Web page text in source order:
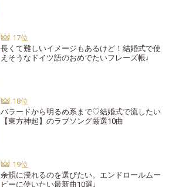
長くて難しいイメージもあるけど！結婚式で使
えそうなドイツ語のおめでたいフレーズ帳♩
バラードから明るめ系まで♡結婚式で流したい
【東方神起】のラブソング厳選10曲
余韻に浸れるのを選びたい。エンドロールムー
ビーに使いたい最新曲10選♩